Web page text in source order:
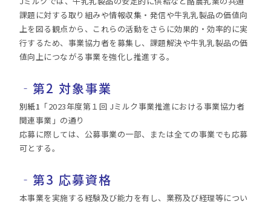
課題に対する取り組みや情報収集・発信や牛乳乳製品の価値向
上を図る観点から、これらの活動をさらに効果的・効率的に実
行するため、事業協力者を募集し、課題解決や牛乳乳製品の価
値向上につながる事業を強化し推進する。
‐ 第2 対象事業
別紙1 「2023年度第１回 Jミルク事業推進における事業協力者
関連事業」の通り
応募に際しては、公募事業の一部、または全ての事業でも応募
可とする。
‐ 第3 応募資格
本事業を実施する経験及び能力を有し、業務及び経理等につい